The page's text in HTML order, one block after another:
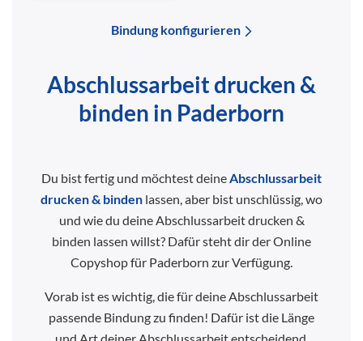
Bindung konfigurieren
Abschlussarbeit drucken &
binden in Paderborn
Du bist fertig und möchtest deineAbschlussarbeit
drucken & binden lassen, aber bist unschlüssig, wo
und wie du deine Abschlussarbeit drucken &
binden lassen willst? Dafür steht dir der Online
Copyshop für Paderborn zur Verfügung.
Vorab ist es wichtig, die für deine Abschlussarbeit
passende Bindung zu finden! Dafür ist die Länge